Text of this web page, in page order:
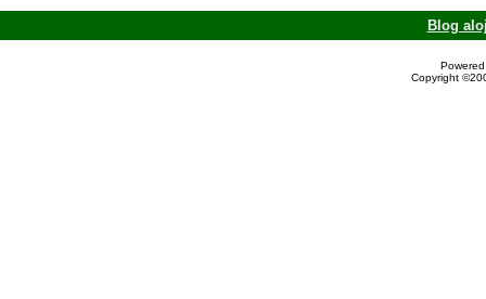
Blog
Copyright